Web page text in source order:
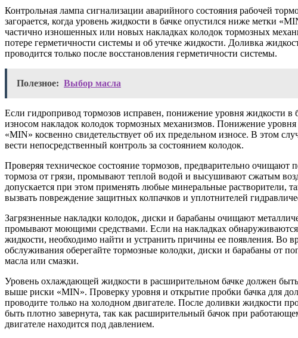
Контрольная лампа сигнализации аварийного состояния рабочей
загорается, когда уровень жидкости в бачке опустился ниже метки
частично изношенных или новых накладках колодок тормозных
потере герметичности системы и об утечке жидкости. Доливка
проводится только после восстановления герметичности системы.
Полезное: Выбор масла
Если гидропривод тормозов исправен, понижение уровня жидкости в
износом накладок колодок тормозных механизмов. Понижение
«MIN» косвенно свидетельствует об их предельном износе. В этом
вести непосредственный контроль за состоянием колодок.
Проверяя техническое состояние тормозов, предварительно очищают
тормоза от грязи, промывают теплой водой и высушивают сжатым
допускается при этом применять любые минеральные растворители,
вызвать повреждение защитных колпачков и уплотнителей
Загрязненные накладки колодок, диски и барабаны очищают
промывают моющими средствами. Если на накладках
жидкости, необходимо найти и устранить причины ее появления. Во
обслуживания оберегайте тормозные колодки, диски и барабаны от
масла или смазки.
Уровень охлаждающей жидкости в расширительном бачке должен быть
выше риски «MIN». Проверку уровня и открытие пробки бачка для
проводите только на холодном двигателе. После доливки жидкости
быть плотно завернута, так как расширительный бачок при
двигателе находится под давлением.